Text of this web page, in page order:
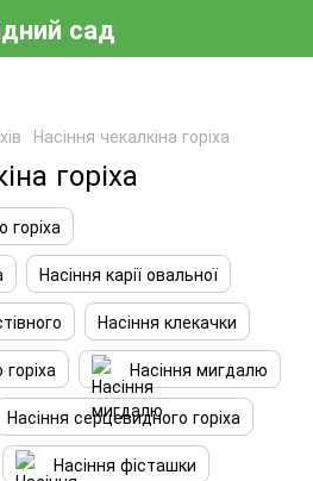
сад
Насіння чекалкіна горіха
горіха
горіха
Насіння карії овальної
Насіння клекачки
Насіння мигдалю
Насіння серцевидного горіха
Насіння фісташки